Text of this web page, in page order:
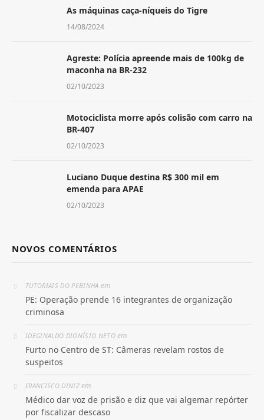
As máquinas caça-níqueis do Tigre
14/08/2024
Agreste: Polícia apreende mais de 100kg de
maconha na BR-232
02/10/2023
Motociclista morre após colisão com carro na
BR-407
02/10/2023
Luciano Duque destina R$ 300 mil em
emenda para APAE
02/10/2023
NOVOS COMENTÁRIOS
TUTORIAIS DO PEBINHA em
PE: Operação prende 16 integrantes de organização
criminosa
IDEGINALDO DIONÍSIO NETOem
Furto no Centro de ST: Câmeras revelam rostos de
suspeitos
FRANCISCO DINIZem
Médico dar voz de prisão e diz que vai algemar repórter
por fiscalizar descaso